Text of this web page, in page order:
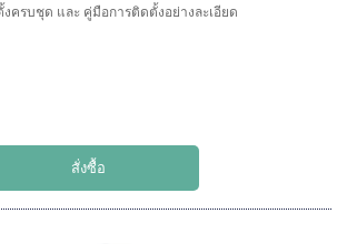
ครบชุด และ คู่มือการติดตั้งอย่างละเอียด